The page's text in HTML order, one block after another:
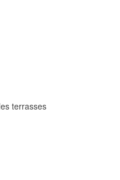
terrasses